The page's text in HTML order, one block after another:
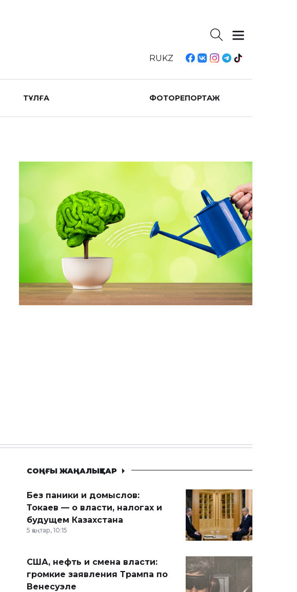
RUKZ
ТҰЛҒА ФОТОРЕПОРТАЖ
СОҢҒЫ ЖАҢАЛЫҚТАР
Без паники и домыслов:
Токаев — о власти, налогах и
будущем Казахстана
5 қаңтар, 10:15
США, нефть и смена власти:
громкие заявления Трампа по
Венесуэле